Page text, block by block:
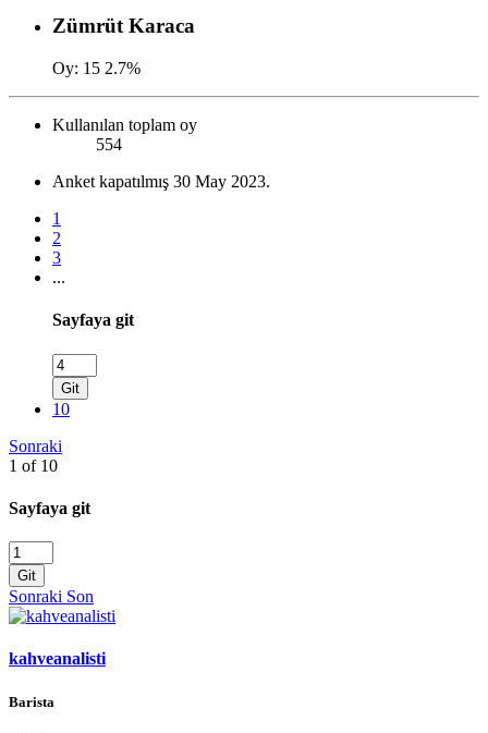
Zümrüt Karaca
Oy: 15 2.7%
Kullanılan toplam oy
554
Anket kapatılmış 30 May 2023.
1
2
3
...
Sayfaya git
Git
10
Sonraki
1 of 10
Sayfaya git
Git
Sonraki Son
kahveanalisti
Barista